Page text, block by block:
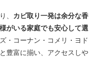
、 カビ取り一発は余分な香
がいる家庭でも安心して選
・コーナン・コメリ・ヨド
豊富に揃い、アクセスしや